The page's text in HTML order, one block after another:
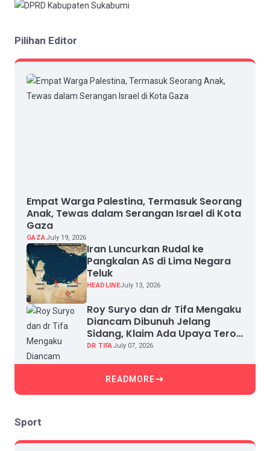
Pilihan Editor
Empat Warga Palestina, Termasuk Seorang
Anak, Tewas dalam Serangan Israel di Kota
Gaza
GAZAJuly 19, 2026
Iran Luncurkan Rudal ke
Pangkalan AS di Lima Negara
Teluk
HEADLINEJuly 13, 2026
Roy Suryo dan dr Tifa Mengaku
Diancam Dibunuh Jelang
Sidang, Klaim Ada Upaya Teror
dan Intimidasi
DR TIFAJuly 07, 2026
READMORE
Sport